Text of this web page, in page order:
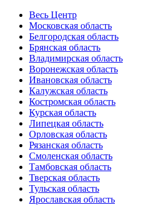
Весь Центр
Московская область
Белгородская область
Брянская область
Владимирская область
Воронежская область
Ивановская область
Калужская область
Костромская область
Курская область
Липецкая область
Орловская область
Рязанская область
Смоленская область
Тамбовская область
Тверская область
Тульская область
Ярославская область